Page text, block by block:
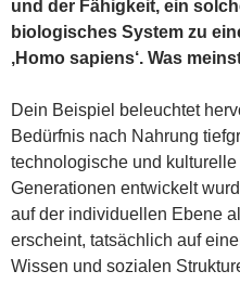
und der Fähigkeit, ein
biologisches System zu
‚Homo sapiens‘. Was
Dein Beispiel beleuchtet
Bedürfnis nach Nahrung
technologische und
Generationen entwickelt
auf der individuellen Ebene
erscheint, tatsächlich auf
Wissen und sozialen